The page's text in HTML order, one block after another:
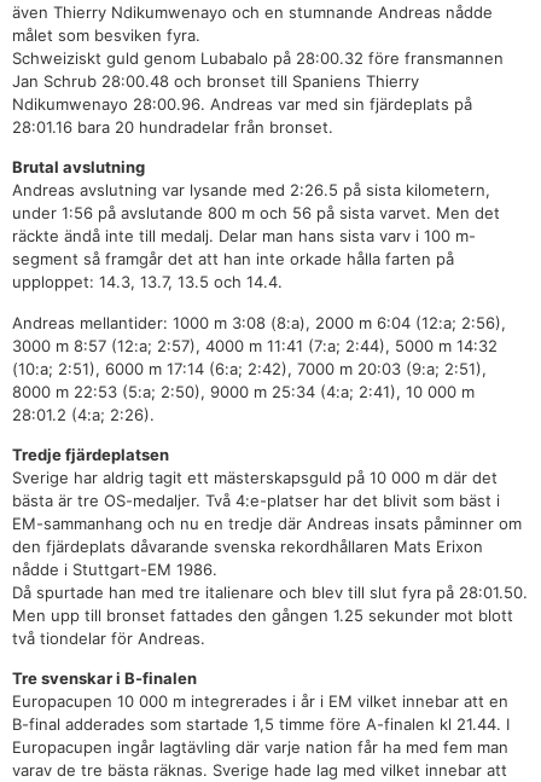
även Thierry Ndikumwenayo och en stumnande Andreas nådde
målet som besviken fyra.
Schweiziskt guld genom Lubabalo på 28:00.32 före fransmannen
Jan Schrub 28:00.48 och bronset till Spaniens Thierry
Ndikumwenayo 28:00.96. Andreas var med sin fjärdeplats på
28:01.16 bara 20 hundradelar från bronset.
Brutal avslutning
Andreas avslutning var lysande med 2:26.5 på sista kilometern,
under 1:56 på avslutande 800 m och 56 på sista varvet. Men det
räckte ändå inte till medalj. Delar man hans sista varv i 100 m-
segment så framgår det att han inte orkade hålla farten på
upploppet: 14.3, 13.7, 13.5 och 14.4.
Andreas mellantider: 1000 m 3:08 (8:a), 2000 m 6:04 (12:a; 2:56),
3000 m 8:57 (12:a; 2:57), 4000 m 11:41 (7:a; 2:44), 5000 m 14:32
(10:a; 2:51), 6000 m 17:14 (6:a; 2:42), 7000 m 20:03 (9:a; 2:51),
8000 m 22:53 (5:a; 2:50), 9000 m 25:34 (4:a; 2:41), 10 000 m
28:01.2 (4:a; 2:26).
Tredje fjärdeplatsen
Sverige har aldrig tagit ett mästerskapsguld på 10 000 m där det
bästa är tre OS-medaljer. Två 4:e-platser har det blivit som bäst i
EM-sammanhang och nu en tredje där Andreas insats påminner om
den fjärdeplats dåvarande svenska rekordhållaren Mats Erixon
nådde i Stuttgart-EM 1986.
Då spurtade han med tre italienare och blev till slut fyra på 28:01.50.
Men upp till bronset fattades den gången 1.25 sekunder mot blott
två tiondelar för Andreas.
Tre svenskar i B-finalen
Europacupen 10 000 m integrerades i år i EM vilket innebar att en
B-final adderades som startade 1,5 timme före A-finalen kl 21.44. I
Europacupen ingår lagtävling där varje nation får ha med fem man
varav de tre bästa räknas. Sverige hade lag med vilket innebar att